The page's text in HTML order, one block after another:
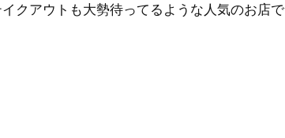
クアウトも大勢待ってるような人気のお店で